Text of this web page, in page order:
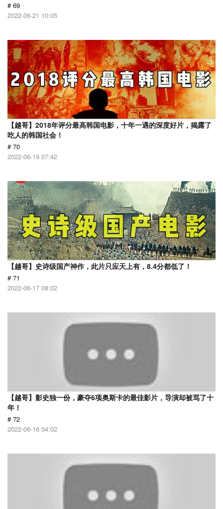
# 69
2022-06-21 10:05
【越哥】2018年评分最高韩国电影，十年一遇的深度好片，揭露了
吃人的韩国社会！
# 70
2022-06-19 07:42
【越哥】史诗级国产神作，此片只应天上有，8.4分都低了！
# 71
2022-06-17 08:02
【越哥】影史独一份，豪夺6项奥斯卡的最佳影片，导演却被骂了十
年！
# 72
2022-06-16 04:02